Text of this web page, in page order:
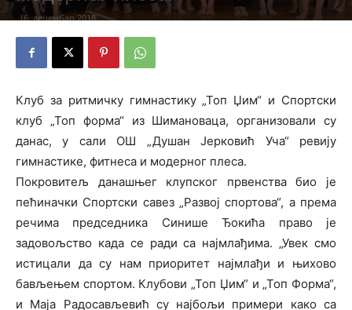
16. децембар 2018.
Клуб за ритмичку гимнастику „Топ Џим“ и Спортски
клуб „Топ форма“ из Шимановаца, организовали су
данас, у сали ОШ „Душан Јерковић Уча“ ревију
гимнастике, фитнеса и модерног плеса.
Покровитељ данашњег клупског првенства био је
пећиначки Спортски савез „Развој спортова“, а према
речима председника Синише Ђокића право је
задовољство када се ради са најмлађима. „Увек смо
истицали да су нам приоритет најмлађи и њихово
бављењем спортом. Клубови „Топ Џим“ и „Топ Форма“,
и Маја Радосављевић су најбољи примери како са